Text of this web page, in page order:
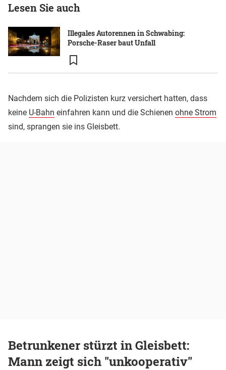
Lesen Sie auch
Illegales Autorennen in Schwabing:
Porsche-Raser baut Unfall
Nachdem sich die Polizisten kurz versichert hatten, dass
keine U-Bahn einfahren kann und die Schienen ohne Strom
sind, sprangen sie ins Gleisbett.
Betrunkener stürzt in Gleisbett:
Mann zeigt sich "unkooperativ"